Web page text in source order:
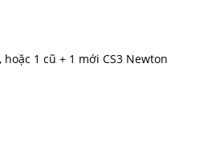
1 cũ + 1 mới CS3 Newton